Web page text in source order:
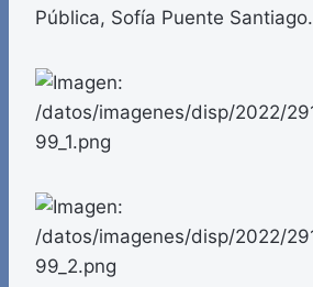
Pública, Sofía Puente Santiago.